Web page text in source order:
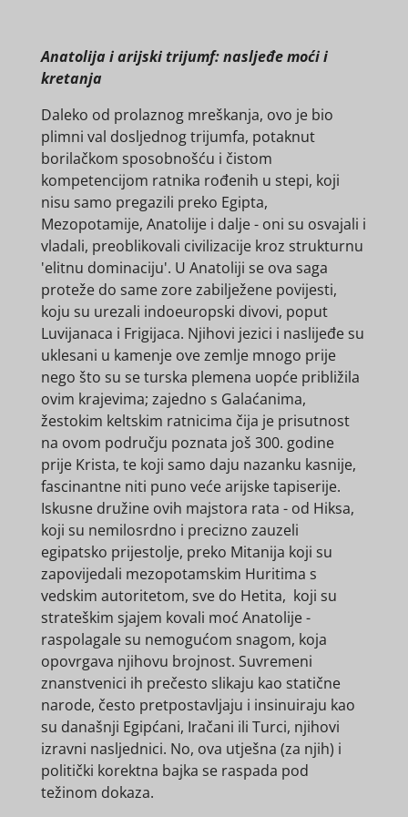
Anatolija i arijski trijumf: nasljeđe moći i
kretanja
Daleko od prolaznog mreškanja, ovo je bio
plimni val dosljednog trijumfa, potaknut
borilačkom sposobnošću i čistom
kompetencijom ratnika rođenih u stepi, koji
nisu samo pregazili preko Egipta,
Mezopotamije, Anatolije i dalje - oni su osvajali i
vladali, preoblikovali civilizacije kroz strukturnu
'elitnu dominaciju'. U Anatoliji se ova saga
proteže do same zore zabilježene povijesti,
koju su urezali indoeuropski divovi, poput
Luvijanaca i Frigijaca. Njihovi jezici i naslijeđe su
uklesani u kamenje ove zemlje mnogo prije
nego što su se turska plemena uopće približila
ovim krajevima; zajedno s Galaćanima,
žestokim keltskim ratnicima čija je prisutnost
na ovom području poznata još 300. godine
prije Krista, te koji samo daju nazanku kasnije,
fascinantne niti puno veće arijske tapiserije.
Iskusne družine ovih majstora rata - od Hiksa,
koji su nemilosrdno i precizno zauzeli
egipatsko prijestolje, preko Mitanija koji su
zapovijedali mezopotamskim Huritima s
vedskim autoritetom, sve do Hetita, koji su
strateškim sjajem kovali moć Anatolije -
raspolagale su nemogućom snagom, koja
opovrgava njihovu brojnost. Suvremeni
znanstvenici ih prečesto slikaju kao statične
narode, često pretpostavljaju i insinuiraju kao
su današnji Egipćani, Iračani ili Turci, njihovi
izravni nasljednici. No, ova utješna (za njih) i
politički korektna bajka se raspada pod
težinom dokaza.